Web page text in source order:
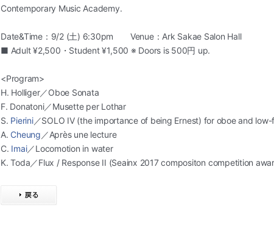
Contemporary Music Academy.
Date&Time：9/2 (土) 6:30pm Venue：Ark Sakae Salon Hall
■ Adult ¥2,500・Student ¥1,500 ※ Doors is 500円 up.
<Program>
H. Holliger／Oboe Sonata
F. Donatoni／Musette per Lothar
S. Pierini／SOLO IV (the importance of being Ernest) for oboe and
A. Cheung ／Après une lecture
C. Imai／Locomotion in water
K. Toda／Flux / Response II (Seainx 2017 compositon competition